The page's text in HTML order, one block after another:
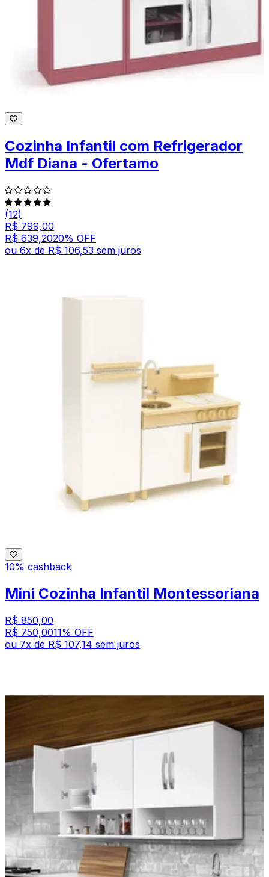
Cozinha Infantil com Refrigerador
Mdf Diana - Ofertamo
(12)
R$ 799,00
R$ 639,2020% OFF
ou 6x de R$ 106,53 sem juros
10% cashback
Mini Cozinha Infantil Montessoriana
R$ 850,00
R$ 750,0011% OFF
ou 7x de R$ 107,14 sem juros